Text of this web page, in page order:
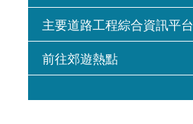
主要道路工程綜合資訊平台
前往郊遊熱點